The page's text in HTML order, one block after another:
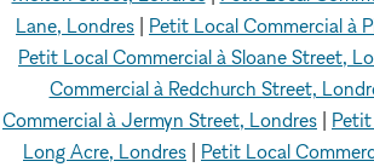
Lane, Londres
Petit Local Commercial à
Petit Local Commercial à Sloane Street,
Commercial à Redchurch Street,
Commercial à Jermyn Street, Londres
Long Acre, Londres
Petit Local